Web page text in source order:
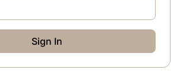
Sign In